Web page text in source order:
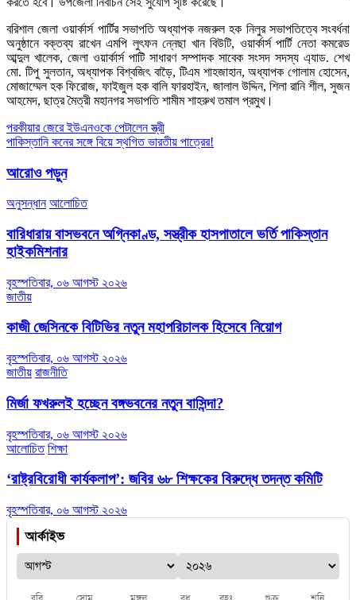
বরিশাল জেলা ওয়ার্কার্স পার্টির সভাপতি অধ্যাপক নজরুল হক নিলুর সভাপতিত্বে সংবর্ধনা
অনুষ্ঠানে বক্তব্য রাখেন এমপি লুৎফন ন্নেছা খান বিউটি, ওয়ার্কার্স পার্টি নেতা কমরেড
আব্দুল খালেক, জেলা ওয়ার্কার্স পাটি সাধারণ সম্পাদক সাবেক সংসদ সদস্য এ্যাড. শেখ
মো. টিপু সুলতান, অধ্যাপক বিশ্বজিৎ বাড়ৈ, টিএম শাহজাহান, অধ্যাপক গোলাম হোসেন,
মোজাম্মেল হক ফিরোজ, ফাইজুল হক বালি ফারহাইন, জালাল উদ্দিন, শিলা রানি শীল, সুজন
আহমেদ, ছাত্র মৈত্রী মহানগর সভাপতি শামীম শাহরুখ তমাল প্রমুখ।
Post
navigation
পরকীয়ার জেরে ইউএনওকে পেটালেন স্ত্রী
পাকিস্তানি কনের সঙ্গে বিয়ে স্থগিত ভারতীয় পাত্রের!
আরোও পড়ুন
অনুসন্ধান আলোচিত
বারিধারায় বাসভবনে অগ্নিকাণ্ড, সস্ত্রীক হাসপাতালে ভর্তি পাকিস্তান
হাইকমিশনার
বৃহস্পতিবার, ০৬ আগস্ট ২০২৬
জাতীয়
কাজী জেসিনকে বিটিভির নতুন মহাপরিচালক হিসেবে নিয়োগ
বৃহস্পতিবার, ০৬ আগস্ট ২০২৬
জাতীয় রাজনীতি
মির্জা ফখরুলই হচ্ছেন বঙ্গভবনের নতুন বাসিন্দা?
বৃহস্পতিবার, ০৬ আগস্ট ২০২৬
আলোচিত শিক্ষা
‘রাষ্ট্রবিরোধী কার্যকলাপ’: জবির ৬৮ শিক্ষকের বিরুদ্ধে তদন্ত কমিটি
বৃহস্পতিবার, ০৬ আগস্ট ২০২৬
আর্কাইভ